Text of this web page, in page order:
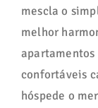
mescla o
melhor
confortáveis
hóspede o